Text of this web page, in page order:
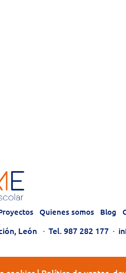
Quienes somos Blog
León· Tel. 987 282 177·